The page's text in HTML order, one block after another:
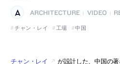
ARCHITECTURE VIDEO
チャン・レイ
工場 中国
チャン・レイ
が設計した、中国の